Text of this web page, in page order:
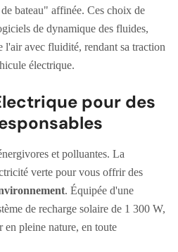
bateau" affinée. Ces choix de
de dynamique des fluides,
l'air avec fluidité, rendant sa traction
électrique.
pour des
et polluantes. La
verte pour vous offrir des
. Équipée d'une
de recharge solaire de 1 300 W,
en pleine nature, en toute